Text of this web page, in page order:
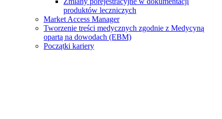
produktów leczniczych
Market Access Manager
Tworzenie treści medycznych zgodnie z Medycyną
opartą na dowodach (EBM)
Początki kariery